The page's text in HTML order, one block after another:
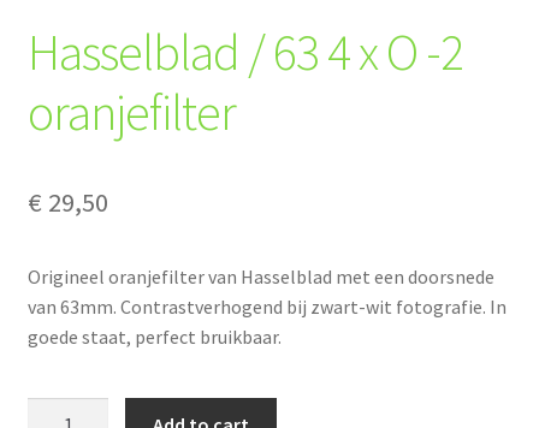
Hasselblad / 63 4 x O -2
oranjefilter
€ 29,50
Origineel oranjefilter van Hasselblad met een doorsnede
van 63mm. Contrastverhogend bij zwart-wit fotografie. In
goede staat, perfect bruikbaar.